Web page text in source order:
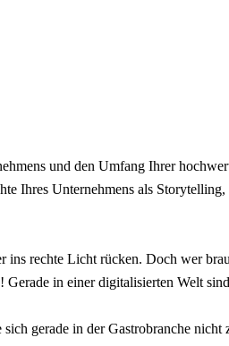
und den Umfang Ihrer
Ihres Unternehmens als
ins rechte Licht rücken. Doch wer
in einer digitalisierten Welt
gerade in der Gastrobranche nicht